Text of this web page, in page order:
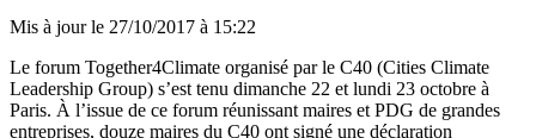
Mis à jour le 27/10/2017 à 15:22
Le forum Together4Climate organisé par le C40 (Cities Climate
Leadership Group) s’est tenu dimanche 22 et lundi 23 octobre à
Paris. À l’issue de ce forum réunissant maires et PDG de grandes
entreprises, douze maires du C40 ont signé une déclaration